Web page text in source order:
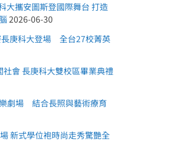
大攜安圖斯登國際舞台 打造
2026-06-30
庚科大登場 全台27校菁英
會 長庚科大雙校區畢業典禮
劇場 結合長照與藝術療育
新式學位袍時尚走秀驚艷全